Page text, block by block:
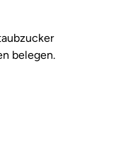
belegen.